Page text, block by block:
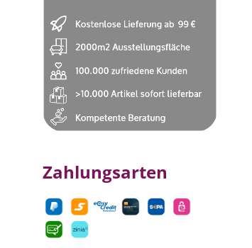
Zahlungsarten